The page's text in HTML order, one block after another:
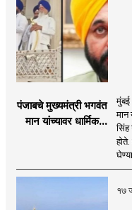
पंजाबचे मुख्यमंत्री भगवंत
मान यांच्यावर धार्मिक
खळबळ
मान
सिंह
१७